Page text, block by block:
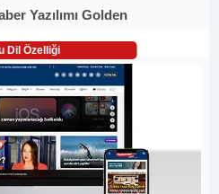
Yazılımı Golden
Dil Özelliği